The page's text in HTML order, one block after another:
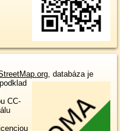
, databáza je
CC-